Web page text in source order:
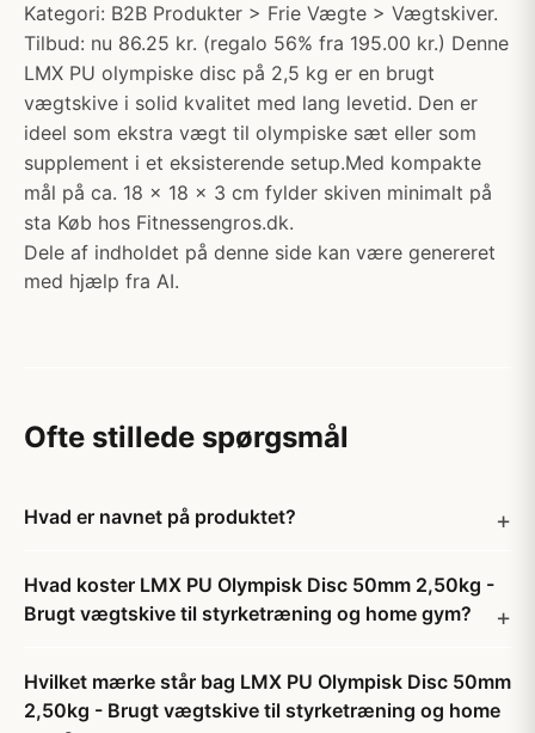
Kategori: B2B Produkter > Frie Vægte > Vægtskiver.
Tilbud: nu 86.25 kr. (regalo 56% fra 195.00 kr.) Denne
LMX PU olympiske disc på 2,5 kg er en brugt
vægtskive i solid kvalitet med lang levetid. Den er
ideel som ekstra vægt til olympiske sæt eller som
supplement i et eksisterende setup.Med kompakte
mål på ca. 18 x 18 x 3 cm fylder skiven minimalt på
sta Køb hos Fitnessengros.dk.
Dele af indholdet på denne side kan være genereret
med hjælp fra AI.
Ofte stillede spørgsmål
Hvad er navnet på produktet?
Hvad koster LMX PU Olympisk Disc 50mm 2,50kg -
Brugt vægtskive til styrketræning og home gym?
Hvilket mærke står bag LMX PU Olympisk Disc 50mm
2,50kg - Brugt vægtskive til styrketræning og home